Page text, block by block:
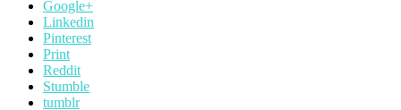
Google+
Linkedin
Pinterest
Print
Reddit
Stumble
tumblr